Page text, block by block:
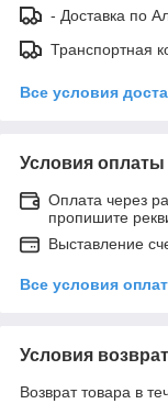
- Доставка по
Транспортная
Все условия
Условия оплаты
Оплата через
пропишите
Выставление
Все условия
Условия
Возврат товара в